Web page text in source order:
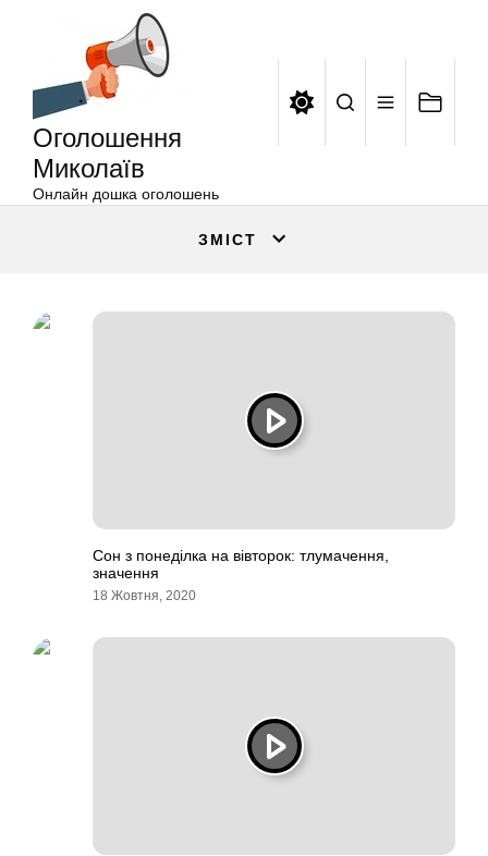
Оголошення
Миколаїв
Онлайн дошка оголошень
ЗМІСТ
Сон з понеділка на вівторок: тлумачення,
значення
18 Жовтня, 2020